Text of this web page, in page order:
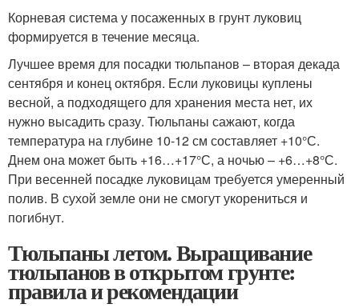
Корневая система у посаженных в грунт луковиц
формируется в течение месяца.
Лучшее время для посадки тюльпанов – вторая декада
сентября и конец октября. Если луковицы куплены
весной, а подходящего для хранения места нет, их
нужно высадить сразу. Тюльпаны сажают, когда
температура на глубине 10-12 см составляет +10°С.
Днем она может быть +16…+17°С, а ночью – +6…+8°С.
При весенней посадке луковицам требуется умеренный
полив. В сухой земле они не смогут укорениться и
погибнут.
Тюльпаны летом. Выращивание
тюльпанов в открытом грунте:
правила и рекомендации